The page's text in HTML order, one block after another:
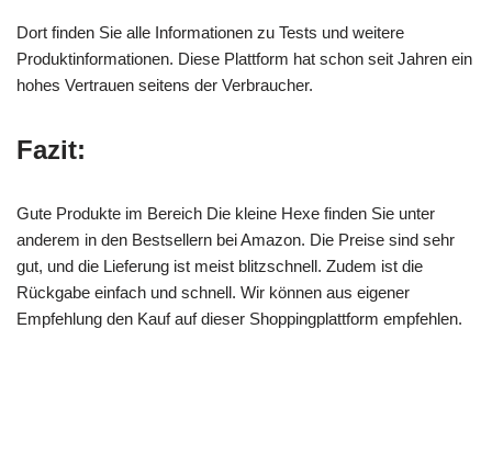
Dort finden Sie alle Informationen zu Tests und weitere
Produktinformationen. Diese Plattform hat schon seit Jahren ein
hohes Vertrauen seitens der Verbraucher.
Fazit:
Gute Produkte im Bereich Die kleine Hexe finden Sie unter
anderem in den Bestsellern bei Amazon. Die Preise sind sehr
gut, und die Lieferung ist meist blitzschnell. Zudem ist die
Rückgabe einfach und schnell. Wir können aus eigener
Empfehlung den Kauf auf dieser Shoppingplattform empfehlen.